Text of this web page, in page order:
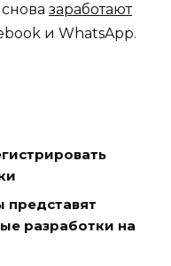
заработают
и WhatsApp.
представят
разработки на